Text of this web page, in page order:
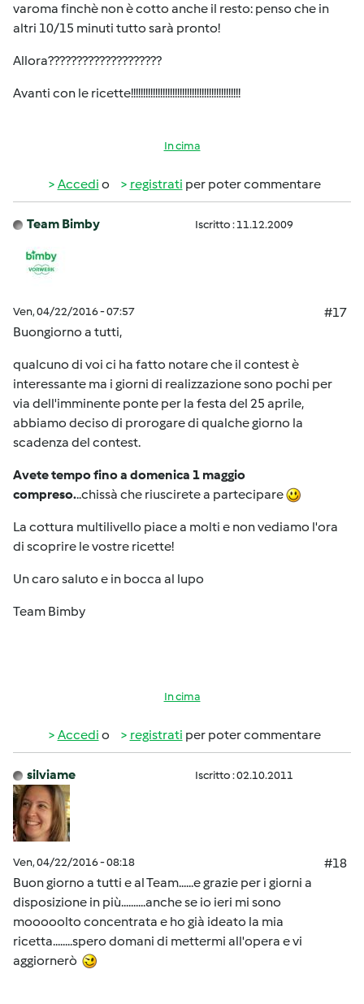
varoma finchè non è cotto anche il resto: penso che in
altri 10/15 minuti tutto sarà pronto!
Allora????????????????????
Avanti con le ricette!!!!!!!!!!!!!!!!!!!!!!!!!!!!!!!!!!!!!!!!!!!!!
In cima
Accedi o registrati per poter commentare
Team Bimby Iscritto : 11.12.2009
Ven, 04/22/2016 - 07:57
#17
Buongiorno a tutti,
qualcuno di voi ci ha fatto notare che il contest è
interessante ma i giorni di realizzazione sono pochi per
via dell'imminente ponte per la festa del 25 aprile,
abbiamo deciso di prorogare di qualche giorno la
scadenza del contest.
Avete tempo fino a domenica 1 maggio
compreso...chissà che riuscirete a partecipare
La cottura multilivello piace a molti e non vediamo l'ora
di scoprire le vostre ricette!
Un caro saluto e in bocca al lupo
Team Bimby
In cima
Accedi o registrati per poter commentare
silviame Iscritto : 02.10.2011
Ven, 04/22/2016 - 08:18
#18
Buon giorno a tutti e al Team......e grazie per i giorni a
disposizione in più..........anche se io ieri mi sono
mooooolto concentrata e ho già ideato la mia
ricetta........spero domani di mettermi all'opera e vi
aggiornerò